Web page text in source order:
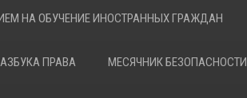
НА ОБУЧЕНИЕ ИНОСТРАННЫХ ГРАЖДАН
АЗБУКА ПРАВА МЕСЯЧНИК БЕЗОПАСНОСТИ